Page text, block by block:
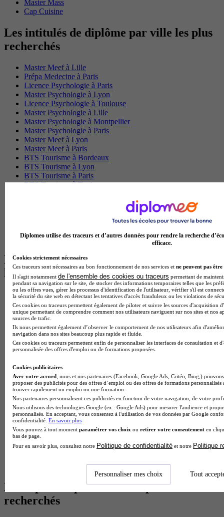
Master Mass
Cap Cuisine
Les intitulés de diplôme par ville les plus
recherchés
Master Meef à Lille
Prépa Medecine à Paris
Licence Psychologie à Paris
Master Psychologie à Lyon
Licence Psychologie à Toulouse
Master Psychologie à Lille
Master Psychologie à Montpellier
Master Psychologie à Paris
Master Meef à Lyon
Master Meef à Paris
BTS Tourisme à Bordeaux
BTS Tourisme à Lyon
BTS Tourisme à Paris
BTS Tourisme à Toulouse
BTS Communication à Bordeaux
Master Psychologie à Angers
BTS Ndrc à Lyon
Les intitulés de diplôme par alternance
les plus recherchés
BTS Esf en alternance
BTS Dietetique en alternance
BTS Mco en alternance
BTS Pi en alternance
BTS Sp3s en alternance
Master CCA en alternance
BTS Ndrc en alternance
Cap Fleuriste en alternance
BTS Sio en alternance
MSc Marketing Digital en alternance
BTS Gpme en alternance
Cap Electricien en alternance
BTS Gpn en alternance
BTS Domotique en alternance
BAC Pro Agora en alternance
BTS Sta en alternance
BTS Iris en alternance
BTS Ati en alternance
Les diplômes par filière les plus
recherchés
Diplomeo utilise des traceurs et d’autres données pour rendre la recherche
efficace.
Cookies strictement nécessaires
Ces traceurs sont nécessaires au bon fonctionnement de nos services et ne peuvent pas être
Il s'agit notamment de l'ensemble des cookies ou traceurs permettant de
pendant sa navigation sur le site, de stocker des informations temporaires telles que les
ou les offres vues, gérer les processus d'identification de l'utilisateur, vérifier s'il est
la sécurité du site web en détectant les tentatives d'accès frauduleux ou les violations de
Ces cookies ou traceurs permettent également de piloter et suivre les sources d'acquisition
unique permettant de comprendre comment nos utilisateurs naviguent sur nos sites et nos
sources de trafic.
Ils nous permettent également d’observer le comportement de nos utilisateurs afin
navigation dans nos sites beaucoup plus rapide et fluide.
Ces cookies ou traceurs permettent enfin de personnaliser les interfaces de consultation et
personnalisée des offres d'emploi ou de formations proposées.
Cookies publicitaires
Avec votre accord , nous et nos partenaires (Facebook, Google Ads, Critéo, Bing,)
proposer des publicités pour des offres d’emploi ou des offres de formations
trouver rapidement un emploi ou une formation.
Nos partenaires personnalisent ces publicités en fonction de votre navigation, de votre
Nous utilisons des technologies Google (ex : Google Ads) pour mesurer l'audience et
personnalisés. En acceptant, vous consentez à l'utilisation de vos données par Google
confidentialité. En savoir plus
Vous pouvez à tout moment paramétrer vos choix ou retirer votre consentement en
bas de page.
Pour en savoir plus, consultez notre Politique de confidentialité et notre Politique
Personnaliser mes choix Tout